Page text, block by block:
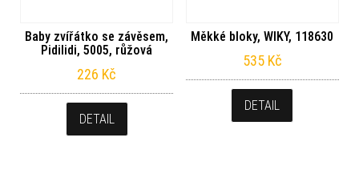
Baby zvířátko se závěsem,
Pidilidi, 5005, růžová
226 Kč
DETAIL
Měkké bloky, WIKY, 118630
535 Kč
DETAIL